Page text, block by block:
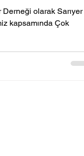
olarak Sarıyer
kapsamında Çok